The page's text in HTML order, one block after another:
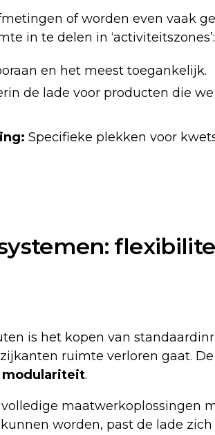
of worden even vaak
in te delen in ‘activiteitszones’:
en het meest toegankelijk.
de lade voor producten die
Specifieke plekken voor
is het kopen van
ruimte verloren gaat.
modulariteit.
maatwerkoplossingen
worden, past de lade